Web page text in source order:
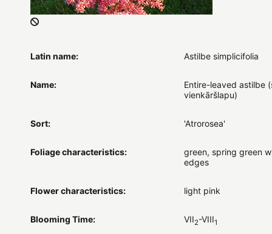
Latin name: Astilbe simplicifolia
Name:
Entire-leaved astilbe
vienkāršlapu)
Sort: 'Atrorosea'
Foliage characteristics:
green, spring green
edges
Flower characteristics: light pink
Blooming Time: VII2-VIII1